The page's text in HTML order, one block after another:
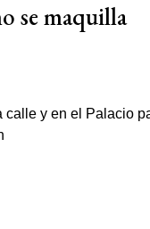
se maquilla